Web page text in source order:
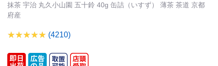
抹茶 宇治 丸久小山園 五十鈴 40g 缶詰（いすず） 薄茶 茶道 京都
府産
(4210)